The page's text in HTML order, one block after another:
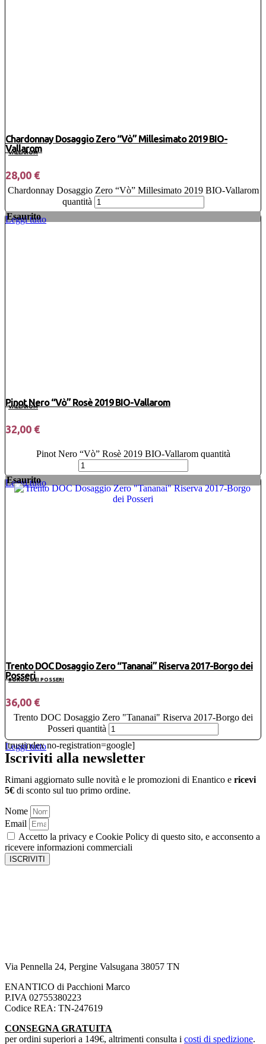
Chardonnay Dosaggio Zero “Vò” Millesimato 2019 BIO-
Vallarom
VALLAROM
28,00 €
Chardonnay Dosaggio Zero “Vò” Millesimato 2019 BIO-Vallarom
quantità
Leggi tutto
Esaurito
Pinot Nero “Vò” Rosè 2019 BIO-Vallarom
VALLAROM
32,00 €
Pinot Nero “Vò” Rosè 2019 BIO-Vallarom quantità
Leggi tutto
Esaurito
Trento DOC Dosaggio Zero “Tananai” Riserva 2017-Borgo dei
Posseri
BORGO DEI POSSERI
36,00 €
Trento DOC Dosaggio Zero "Tananai" Riserva 2017-Borgo dei
Posseri quantità
Leggi tutto
[trustindex no-registration=google]
Iscriviti alla newsletter
Rimani aggiornato sulle novità e le promozioni di Enantico e ricevi
5€ di sconto sul tuo primo ordine.
Nome
Email
Accetto la privacy e Cookie Policy di questo sito, e acconsento a
ricevere informazioni commerciali
ISCRIVITI
Via Pennella 24, Pergine Valsugana 38057 TN
ENANTICO di Pacchioni Marco
P.IVA 02755380223
Codice REA: TN-247619
CONSEGNA GRATUITA
per ordini superiori a 149€, altrimenti consulta i costi di spedizione.